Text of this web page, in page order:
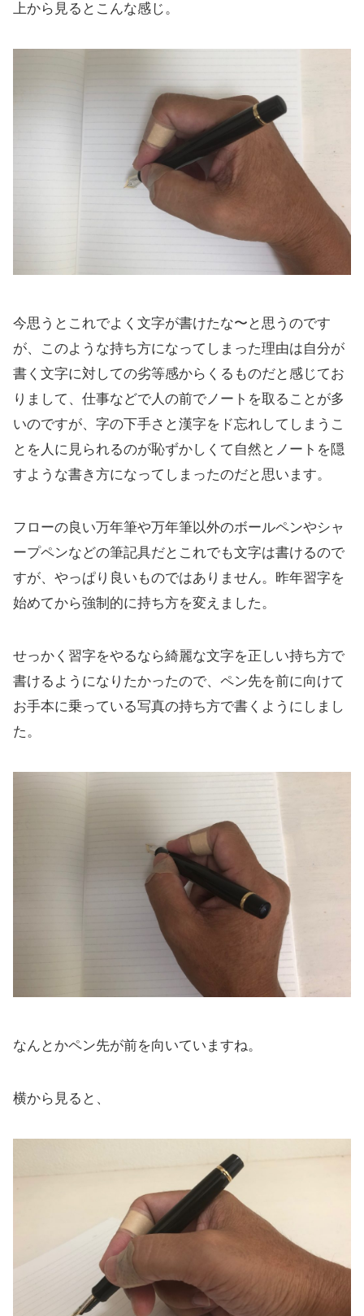
上から見るとこんな感じ。
今思うとこれでよく文字が書けたな〜と思うのです
が、このような持ち方になってしまった理由は自分が
書く文字に対しての劣等感からくるものだと感じてお
りまして、仕事などで人の前でノートを取ることが多
いのですが、字の下手さと漢字をド忘れしてしまうこ
とを人に見られるのが恥ずかしくて自然とノートを隠
すような書き方になってしまったのだと思います。
フローの良い万年筆や万年筆以外のボールペンやシャ
ープペンなどの筆記具だとこれでも文字は書けるので
すが、やっぱり良いものではありません。昨年習字を
始めてから強制的に持ち方を変えました。
せっかく習字をやるなら綺麗な文字を正しい持ち方で
書けるようになりたかったので、ペン先を前に向けて
お手本に乗っている写真の持ち方で書くようにしまし
た。
なんとかペン先が前を向いていますね。
横から見ると、